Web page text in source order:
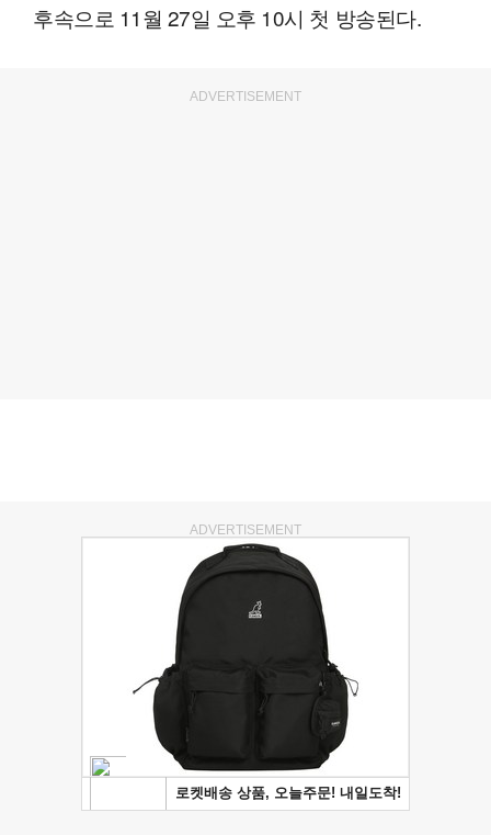
후속으로 11월 27일 오후 10시 첫 방송된다.
ADVERTISEMENT
ADVERTISEMENT